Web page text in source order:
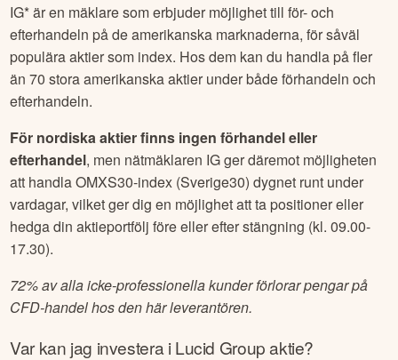
IG* är en mäklare som erbjuder möjlighet till för- och
efterhandeln på de amerikanska marknaderna, för såväl
populära aktier som index. Hos dem kan du handla på fler
än 70 stora amerikanska aktier under både förhandeln och
efterhandeln.
För nordiska aktier finns ingen förhandel eller
efterhandel, men nätmäklaren IG ger däremot möjligheten
att handla OMXS30-index (Sverige30) dygnet runt under
vardagar, vilket ger dig en möjlighet att ta positioner eller
hedga din aktieportfölj före eller efter stängning (kl. 09.00-
17.30).
72% av alla icke-professionella kunder förlorar pengar på
CFD-handel hos den här leverantören.
Var kan jag investera iLucid Groupaktie?